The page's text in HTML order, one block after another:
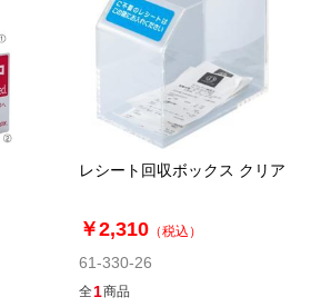
レシート回収ボックス クリア
￥2,310 （税込）
61-330-26
全1商品